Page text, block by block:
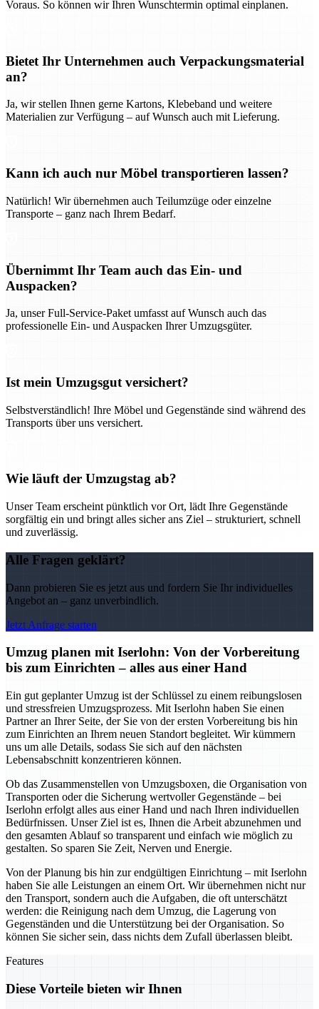
Voraus. So können wir Ihren Wunschtermin optimal einplanen.
Bietet Ihr Unternehmen auch Verpackungsmaterial
an?
Ja, wir stellen Ihnen gerne Kartons, Klebeband und weitere
Materialien zur Verfügung – auf Wunsch auch mit Lieferung.
Kann ich auch nur Möbel transportieren lassen?
Natürlich! Wir übernehmen auch Teilumzüge oder einzelne
Transporte – ganz nach Ihrem Bedarf.
Übernimmt Ihr Team auch das Ein- und
Auspacken?
Ja, unser Full-Service-Paket umfasst auf Wunsch auch das
professionelle Ein- und Auspacken Ihrer Umzugsgüter.
Ist mein Umzugsgut versichert?
Selbstverständlich! Ihre Möbel und Gegenstände sind während des
Transports über uns versichert.
Wie läuft der Umzugstag ab?
Unser Team erscheint pünktlich vor Ort, lädt Ihre Gegenstände
sorgfältig ein und bringt alles sicher ans Ziel – strukturiert, schnell
und zuverlässig.
Alle Fragen geklärt?
Dann probieren Sie es jetzt aus und fordern Sie Ihr individuelles
Angebot an – ganz unverbindlich.
Jetzt Anfrage starten
Umzug planen mit Iserlohn: Von der Vorbereitung
bis zum Einrichten – alles aus einer Hand
Ein gut geplanter Umzug ist der Schlüssel zu einem reibungslosen
und stressfreien Umzugsprozess. Mit Iserlohn haben Sie einen
Partner an Ihrer Seite, der Sie von der ersten Vorbereitung bis hin
zum Einrichten an Ihrem neuen Standort begleitet. Wir kümmern
uns um alle Details, sodass Sie sich auf den nächsten
Lebensabschnitt konzentrieren können.
Ob das Zusammenstellen von Umzugsboxen, die Organisation von
Transporten oder die Sicherung wertvoller Gegenstände – bei
Iserlohn erfolgt alles aus einer Hand und nach Ihren individuellen
Bedürfnissen. Unser Ziel ist es, Ihnen die Arbeit abzunehmen und
den gesamten Ablauf so transparent und einfach wie möglich zu
gestalten. So sparen Sie Zeit, Nerven und Energie.
Von der Planung bis hin zur endgültigen Einrichtung – mit Iserlohn
haben Sie alle Leistungen an einem Ort. Wir übernehmen nicht nur
den Transport, sondern auch die Aufgaben, die oft unterschätzt
werden: die Reinigung nach dem Umzug, die Lagerung von
Gegenständen und die Unterstützung bei der Organisation. So
können Sie sicher sein, dass nichts dem Zufall überlassen bleibt.
Features
Diese Vorteile bieten wir Ihnen